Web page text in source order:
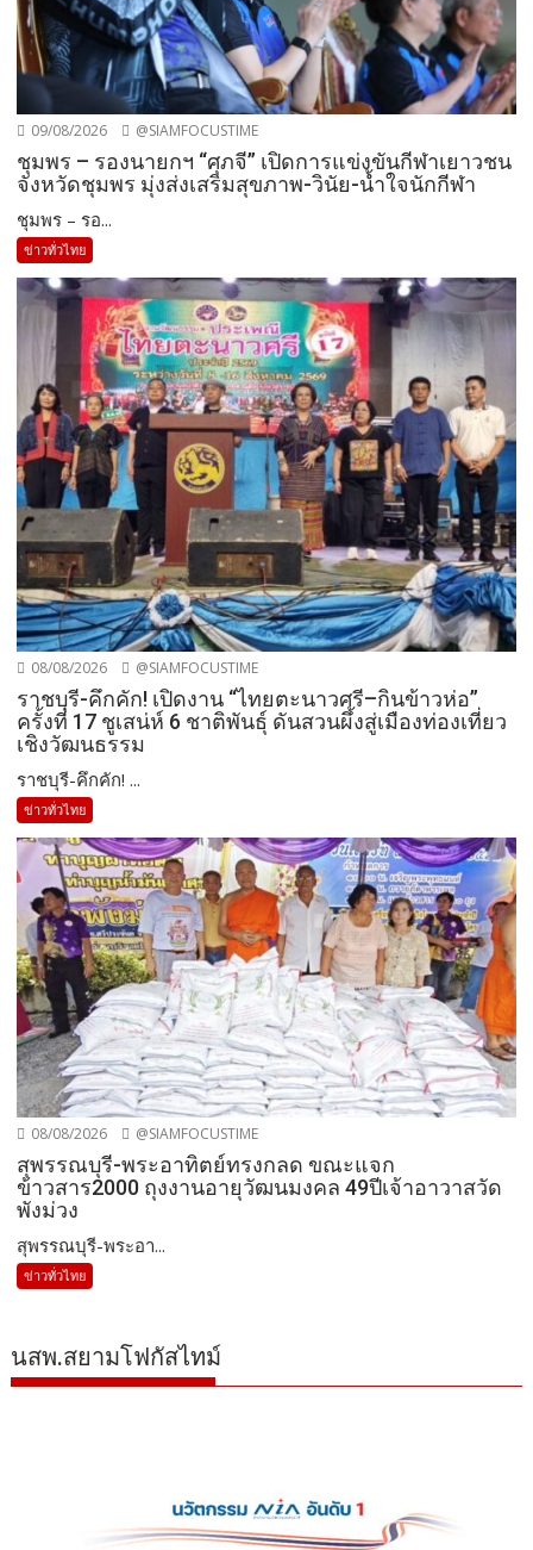
09/08/2026 @SIAMFOCUSTIME
ชุมพร – รองนายกฯ “ศุภจี” เปิดการแข่งขันกีฬาเยาวชน
จังหวัดชุมพร มุ่งส่งเสริมสุขภาพ-วินัย-น้ำใจนักกีฬา
ชุมพร – รอ...
ข่าวทั่วไทย
08/08/2026 @SIAMFOCUSTIME
ราชบุรี-คึกคัก! เปิดงาน “ไทยตะนาวศรี–กินข้าวห่อ”
ครั้งที่ 17 ชูเสน่ห์ 6 ชาติพันธุ์ ดันสวนผึ้งสู่เมืองท่องเที่ยว
เชิงวัฒนธรรม
ราชบุรี-คึกคัก! ...
ข่าวทั่วไทย
08/08/2026 @SIAMFOCUSTIME
สุพรรณบุรี-พระอาทิตย์ทรงกลด ขณะแจก
ข้าวสาร2000 ถุงงานอายุวัฒนมงคล 49ปีเจ้าอาวาสวัด
พังม่วง
สุพรรณบุรี-พระอา...
ข่าวทั่วไทย
นสพ.สยามโฟกัสไทม์